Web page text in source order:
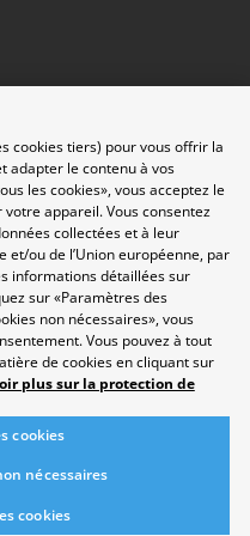
cookies tiers) pour vous offrir la
adapter le contenu à vos
les cookies», vous acceptez le
appareil. Vous consentez
collectées et à leur
ou de l’Union européenne, par
informations détaillées sur
sur «Paramètres des
non nécessaires», vous
Vous pouvez à tout
de cookies en cliquant sur
plus sur la protection de
cookies
nécessaires
cookies